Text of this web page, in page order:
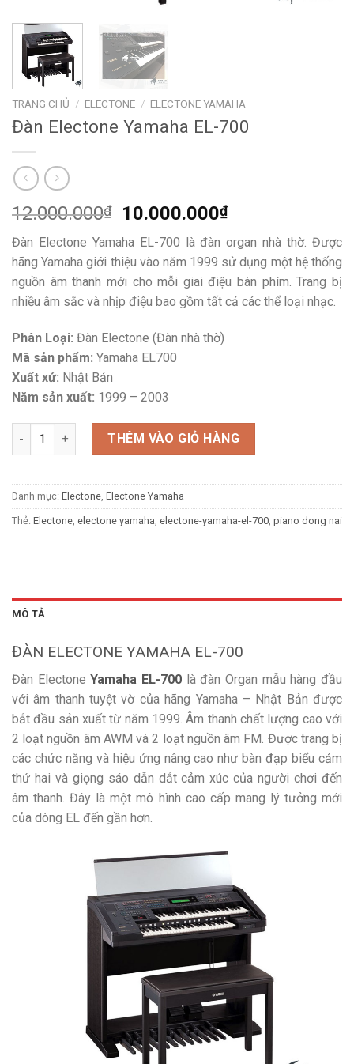
TRANG CHỦ / ELECTONE / ELECTONE YAMAHA
Đàn Electone Yamaha EL-700
12.000.000₫
Giá
gốc
là:
12.000.000₫.
10.000.000₫Giá
tại
là:
10.000.000₫.
Đàn Electone Yamaha EL-700 là đàn organ nhà thờ. Được
hãng Yamaha giới thiệu vào năm 1999 sử dụng một hệ thống
nguồn âm thanh mới cho mỗi giai điệu bàn phím. Trang bị
nhiều âm sắc và nhịp điệu bao gồm tất cả các thể loại nhạc.
Phân Loại: Đàn Electone (Đàn nhà thờ)
Mã sản phẩm: Yamaha EL700
Xuất xứ: Nhật Bản
Năm sản xuất: 1999 – 2003
Đàn Electone Yamaha EL-700 số lượng
THÊM VÀO GIỎ HÀNG
Danh mục: Electone, Electone Yamaha
Thẻ: Electone, electone yamaha, electone-yamaha-el-700, piano dong nai
MÔ TẢ
ĐÀN ELECTONE YAMAHA EL-700
Đàn ElectoneYamaha EL-700 là đàn Organ mẫu hàng đầu
với âm thanh tuyệt vờ của hãng Yamaha – Nhật Bản được
bắt đầu sản xuất từ năm 1999. Âm thanh chất lượng cao với
2 loạt nguồn âm AWM và 2 loạt nguồn âm FM. Được trang bị
các chức năng và hiệu ứng nâng cao như bàn đạp biểu cảm
thứ hai và giọng sáo dẫn dắt cảm xúc của người chơi đến
âm thanh. Đây là một mô hình cao cấp mang lý tưởng mới
của dòng EL đến gần hơn.